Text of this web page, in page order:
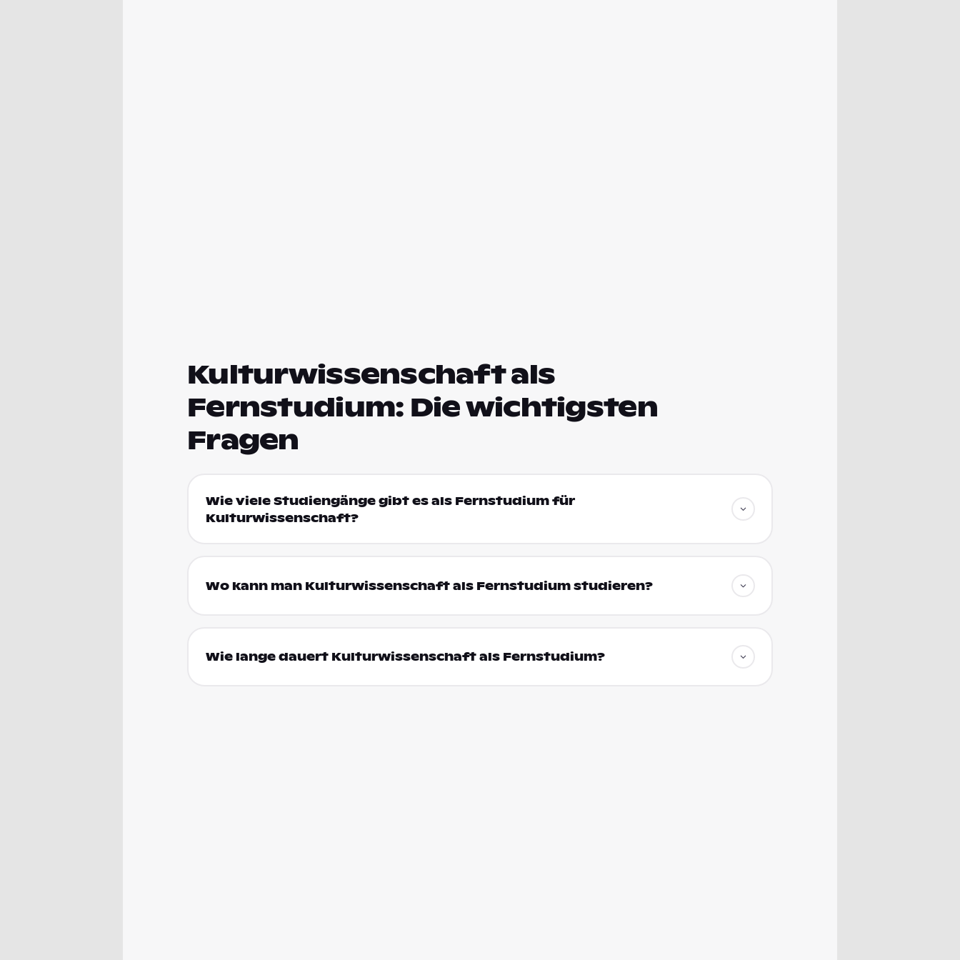
Kulturwissenschaft als
Fernstudium: Die wichtigsten
Fragen
Wie viele Studiengänge gibt es als Fernstudium für
Kulturwissenschaft?
Wo kann man Kulturwissenschaft als Fernstudium studieren?
Wie lange dauert Kulturwissenschaft als Fernstudium?